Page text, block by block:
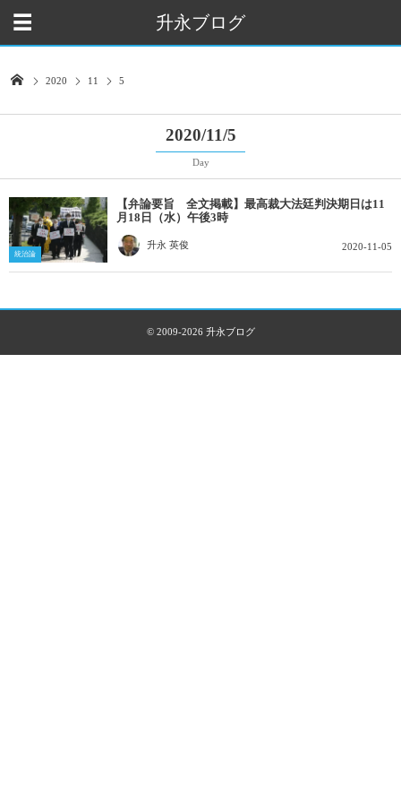
升永ブログ
2020 11 5
2020/11/5
Day
統治論
【弁論要旨 全文掲載】最高裁大法廷判決期日は11
月18日（水）午後3時
升永 英俊 2020-11-05
© 2009-2026 升永ブログ